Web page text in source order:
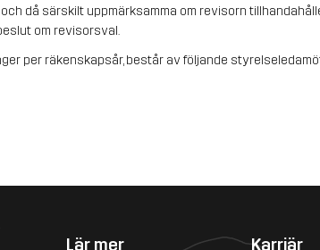
då särskilt uppmärksamma om revisorn
om revisorsval.
per räkenskapsår, består av följande
Lär mer Karriär